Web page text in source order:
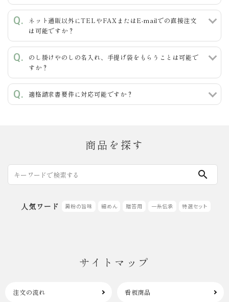
カテゴリー
ネット通販以外にTELやFAXまたはE-mailでの直接注文
は可能ですか？
のし掛けやのしの名入れ、手提げ袋をもらうことは可能で
すか？
適格請求書要件に対応可能ですか？
商品を探す
search
人気ワード 澱粉の旨味 細めん 贈答用 一糸伝承 特選セット
サイトマップ
注文の流れ 看板商品